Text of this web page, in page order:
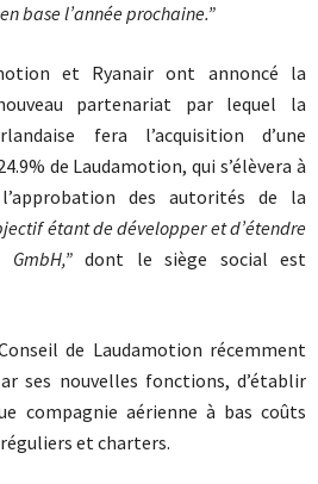
base l’année prochaine.”
et Ryanair ont annoncé la
partenariat par lequel la
fera l’acquisition d’une
de Laudamotion, qui s’élèvera à
des autorités de la
étant de développer et d’étendre
dont le siège social est
de Laudamotion récemment
ses nouvelles fonctions, d’établir
compagnie aérienne à bas coûts
et charters.